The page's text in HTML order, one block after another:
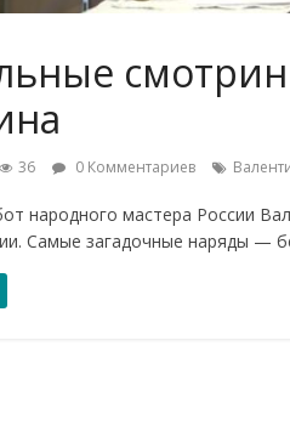
36 0 Комментариев
народного мастера России
Самые загадочные наряды —